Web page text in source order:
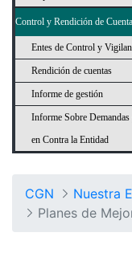
Control y Rendición de
Entes de Control y
Rendición de cuentas
Informe de gestión
Informe Sobre
en Contra la Entidad
CGN Nuestra
Planes de